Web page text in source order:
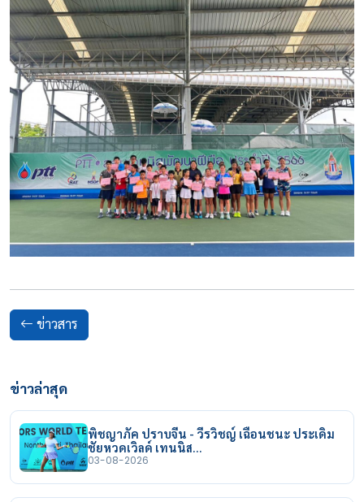
ข่าวสาร
ข่าวล่าสุด
พิชญาภัค ปราบจีน - วีรวิชญ์ เฉือนชนะ ประเดิม
ชัยหวดเวิลด์ เทนนิส…
03-08-2026